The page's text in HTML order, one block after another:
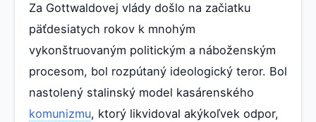
Za Gottwaldovej vlády došlo na začiatku
päťdesiatych rokov k mnohým
vykonštruovaným politickým a náboženským
procesom, bol rozpútaný ideologický teror. Bol
nastolený stalinský model kasárenského
komunizmu, ktorý likvidoval akýkoľvek odpor,